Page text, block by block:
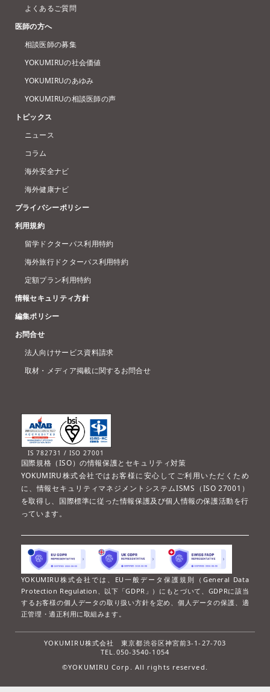
よくあるご質問
医師の方へ
相談医師の募集
YOKUMIRUの社会価値
YOKUMIRUのあゆみ
YOKUMIRUの相談医師の声
トピックス
ニュース
コラム
海外安全ナビ
海外健康ナビ
プライバシーポリシー
利用規約
留学ドクターパス利用特約
海外旅行ドクターパス利用特約
定額プラン利用特約
情報セキュリティ方針
編集ポリシー
お問合せ
法人向けサービス資料請求
取材・メディア掲載に関するお問合せ
IS 782731 / ISO 27001
国際規格（ISO）の情報保護とセキュリティ対策
YOKUMIRU株式会社ではお客様に安心してご利用いただくため
に、情報セキュリティマネジメントシステムISMS（ISO 27001）
を取得し、国際標準に従った情報保護及び個人情報の保護活動を行
っています。
YOKUMIRU株式会社では、EU一般データ保護規則（General Data
Protection Regulation、以下「GDPR」）にもとづいて、GDPRに該当
するお客様の個人データの取り扱い方針を定め、個人データの保護、適
正管理・適正利用に取組みます。
YOKUMIRU株式会社
東京都渋谷区神宮前3-1-27-703
TEL.050-3540-1054
©YOKUMIRU Corp. All rights reserved.